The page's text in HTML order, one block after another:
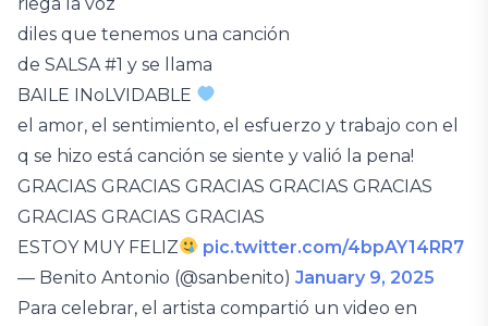
diles que tenemos una canción
de SALSA #1 y se llama
BAILE INoLVIDABLE
el amor, el sentimiento, el esfuerzo y trabajo con el
q se hizo está canción se siente y valió la pena!
GRACIAS GRACIAS GRACIAS GRACIAS GRACIAS
GRACIAS GRACIAS GRACIAS
ESTOY MUY FELIZ
pic.twitter.com/4bpAY14RR7
— Benito Antonio (@sanbenito) January 9, 2025
Para celebrar, el artista compartió un video en